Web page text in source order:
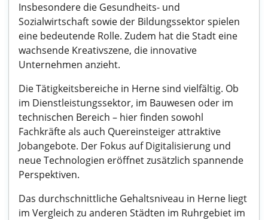
Insbesondere die Gesundheits- und
Sozialwirtschaft sowie der Bildungssektor spielen
eine bedeutende Rolle. Zudem hat die Stadt eine
wachsende Kreativszene, die innovative
Unternehmen anzieht.
Die Tätigkeitsbereiche in Herne sind vielfältig. Ob
im Dienstleistungssektor, im Bauwesen oder im
technischen Bereich – hier finden sowohl
Fachkräfte als auch Quereinsteiger attraktive
Jobangebote. Der Fokus auf Digitalisierung und
neue Technologien eröffnet zusätzlich spannende
Perspektiven.
Das durchschnittliche Gehaltsniveau in Herne liegt
im Vergleich zu anderen Städten im Ruhrgebiet im